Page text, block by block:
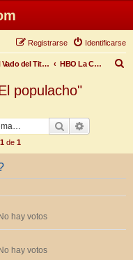
Identificarse
Registrarse
El Vado del Titiritero HBO La Casa del Dragón Temporada 2
populacho"
Buscar
1 de 1
No hay votos
No hay votos